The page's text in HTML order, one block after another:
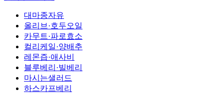
대마종자유
올리브·호두오일
카무트·파로효소
컬리케일·양배추
레몬즙·애사비
블루베리·빌베리
마시는샐러드
하스카프베리